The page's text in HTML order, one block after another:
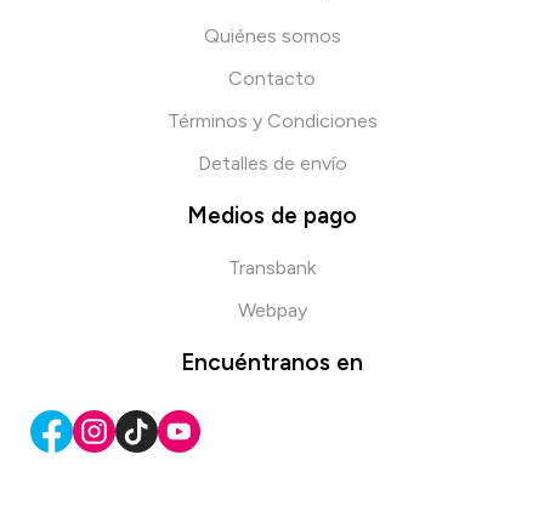
Quiénes somos
Contacto
Términos y Condiciones
Detalles de envío
Medios de pago
Transbank
Webpay
Encuéntranos en